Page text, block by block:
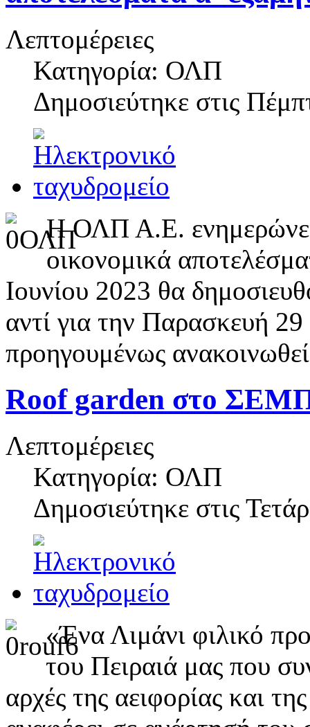
Λεπτομέρειες
Κατηγορία: ΟΛΠ
Δημοσιεύτηκε στις
H ΟΛΠ Α.Ε. ενημερώνει
οικονομικά
Ιουνίου 2023 θα
αντί για την Παρασκευή
προηγουμένως
Roof garden στο
Λεπτομέρειες
Κατηγορία: ΟΛΠ
Δημοσιεύτηκε στις
«Ένα Λιμάνι φιλικό
του Πειραιά μας που
αρχές της αειφορίας και